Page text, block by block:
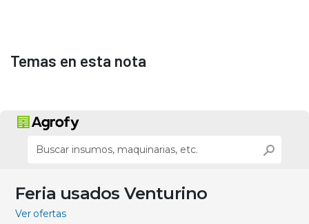
Temas en esta nota
Feria usados Venturino
Ver ofertas